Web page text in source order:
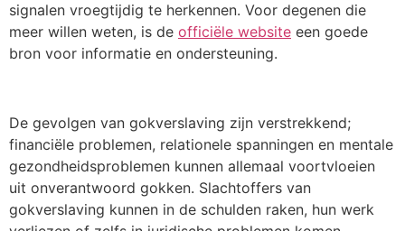
signalen vroegtijdig te herkennen. Voor degenen die
meer willen weten, is de officiële website een goede
bron voor informatie en ondersteuning.
De gevolgen van gokverslaving zijn verstrekkend;
financiële problemen, relationele spanningen en mentale
gezondheidsproblemen kunnen allemaal voortvloeien
uit onverantwoord gokken. Slachtoffers van
gokverslaving kunnen in de schulden raken, hun werk